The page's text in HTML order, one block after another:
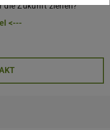
die Zukunft ziehen?
<---